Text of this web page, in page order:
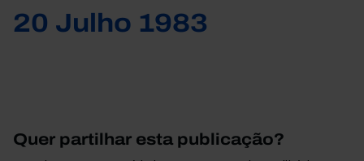
20 Julho 1983
Quer partilhar esta publicação?